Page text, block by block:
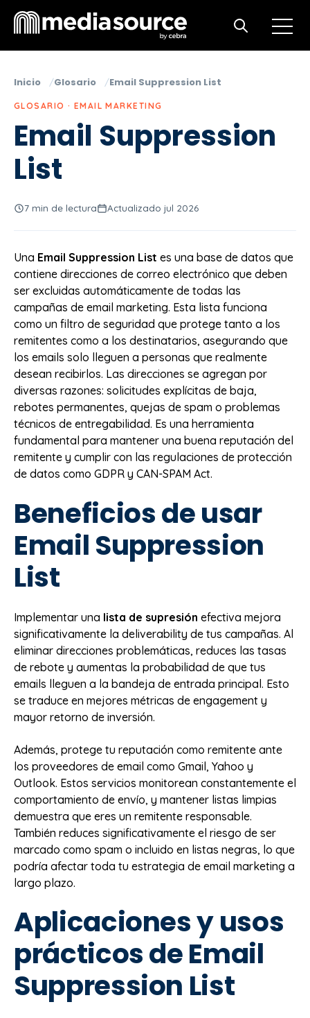
Open
Open search
Inicio Glosario Email Suppression List
GLOSARIO · EMAIL MARKETING
Email Suppression
List
7 min de lectura Actualizado jul 2026
Una Email Suppression List es una base de datos que
contiene direcciones de correo electrónico que deben
ser excluidas automáticamente de todas las
campañas de email marketing. Esta lista funciona
como un filtro de seguridad que protege tanto a los
remitentes como a los destinatarios, asegurando que
los emails solo lleguen a personas que realmente
desean recibirlos. Las direcciones se agregan por
diversas razones: solicitudes explícitas de baja,
rebotes permanentes, quejas de spam o problemas
técnicos de entregabilidad. Es una herramienta
fundamental para mantener una buena reputación del
remitente y cumplir con las regulaciones de protección
de datos como GDPR y CAN-SPAM Act.
Beneficios de usar
Email Suppression
List
Implementar una lista de supresión efectiva mejora
significativamente la deliverability de tus campañas. Al
eliminar direcciones problemáticas, reduces las tasas
de rebote y aumentas la probabilidad de que tus
emails lleguen a la bandeja de entrada principal. Esto
se traduce en mejores métricas de engagement y
mayor retorno de inversión.
Además, protege tu reputación como remitente ante
los proveedores de email como Gmail, Yahoo y
Outlook. Estos servicios monitorean constantemente el
comportamiento de envío, y mantener listas limpias
demuestra que eres un remitente responsable.
También reduces significativamente el riesgo de ser
marcado como spam o incluido en listas negras, lo que
podría afectar toda tu estrategia de email marketing a
largo plazo.
Aplicaciones y usos
prácticos de Email
Suppression List